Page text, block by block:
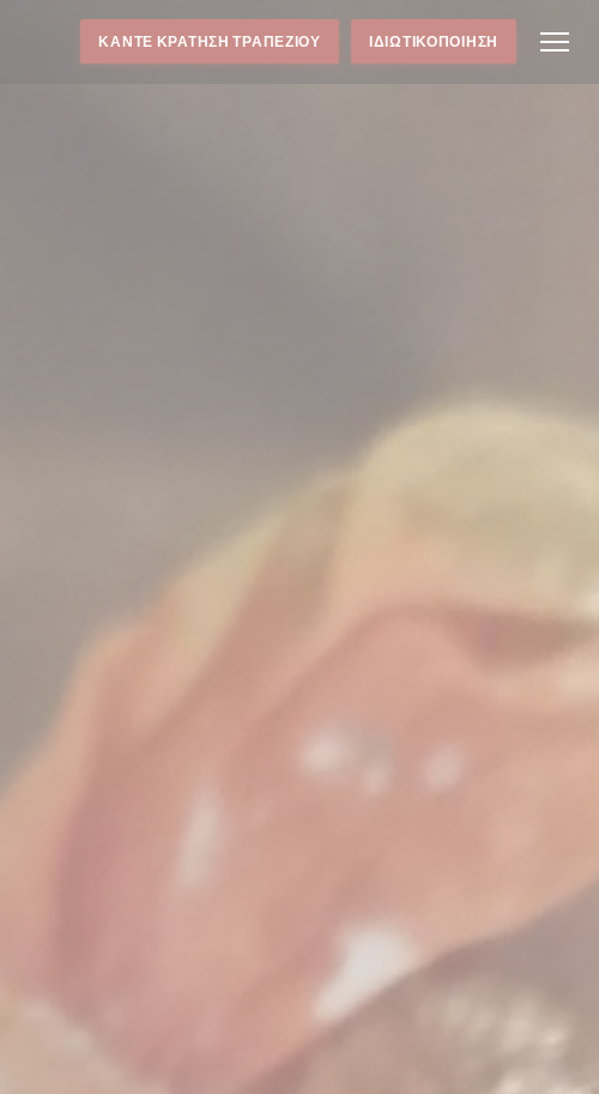
ΚΆΝΤΕ ΚΡΆΤΗΣΗ ΤΡΑΠΕΖΙΟΎ ΙΔΙΩΤΙΚΟΠΟΊΗΣΗ